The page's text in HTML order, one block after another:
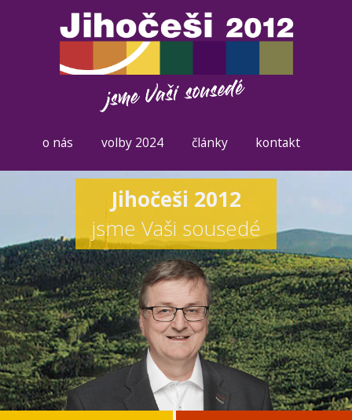
o nás volby 2024 články kontakt
Jihočeši 2012
jsme Vaši sousedé